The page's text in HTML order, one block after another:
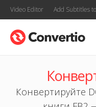
Video Editor Add Subtitles
Конвертируйте